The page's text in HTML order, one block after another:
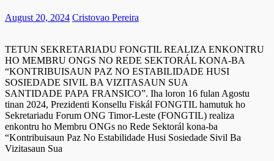
August 20, 2024 Cristovao Pereira
TETUN SEKRETARIADU FONGTIL REALIZA ENKONTRU
HO MEMBRU ONGS NO REDE SEKTORÁL KONA-BA
“KONTRIBUISAUN PAZ NO ESTABILIDADE HUSI
SOSIEDADE SIVIL BA VIZITASAUN SUA
SANTIDADE PAPA FRANSICO”. Iha loron 16 fulan Agostu
tinan 2024, Prezidenti Konsellu Fiskál FONGTIL hamutuk ho
Sekretariadu Forum ONG Timor-Leste (FONGTIL) realiza
enkontru ho Membru ONGs no Rede Sektorál kona-ba
“Kontribuisaun Paz No Estabilidade Husi Sosiedade Sivil Ba
Vizitasaun Sua